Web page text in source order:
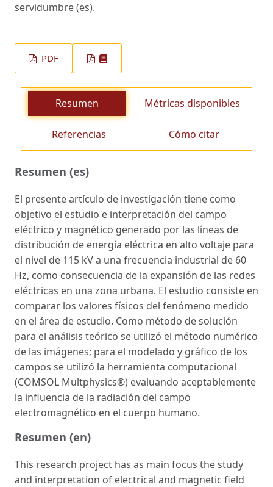
servidumbre (es).
PDF
Resumen Métricas disponibles
Referencias Cómo citar
Resumen (es)
El presente artículo de investigación tiene como
objetivo el estudio e interpretación del campo
eléctrico y magnético generado por las líneas de
distribución de energía eléctrica en alto voltaje para
el nivel de 115 kV a una frecuencia industrial de 60
Hz, como consecuencia de la expansión de las redes
eléctricas en una zona urbana. El estudio consiste en
comparar los valores físicos del fenómeno medido
en el área de estudio. Como método de solución
para el análisis teórico se utilizó el método numérico
de las imágenes; para el modelado y gráfico de los
campos se utilizó la herramienta computacional
(COMSOL Multphysics®) evaluando aceptablemente
la influencia de la radiación del campo
electromagnético en el cuerpo humano.
Resumen (en)
This research project has as main focus the study
and interpretation of electrical and magnetic field